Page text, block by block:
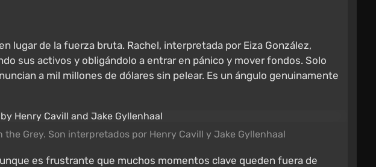
lugar de la fuerza bruta. Rachel, interpretada por Eiza González,
sus activos y obligándolo a entrar en pánico y mover fondos. Solo
a mil millones de dólares sin pelear. Es un ángulo genuinamente
Grey. Son interpretados por Henry Cavill y Jake Gyllenhaal
es frustrante que muchos momentos clave queden fuera de